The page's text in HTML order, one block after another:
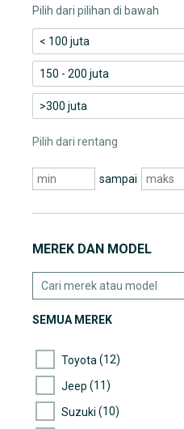
Pilih dari pilihan di bawah
< 100 juta
150 - 200 juta
>300 juta
Pilih dari rentang
sampai
MEREK DAN MODEL
SEMUA MEREK
Toyota (12)
Jeep (11)
Suzuki (10)